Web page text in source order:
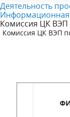
Деятельность
Информационная
Комиссия ЦК
Комиссия ЦК ВЭП